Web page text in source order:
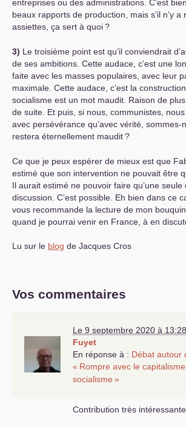
entreprises ou des administrations. C’est
beaux rapports de production, mais s’il n’y a
assiettes, ça sert à quoi?
3) Le troisième point est qu’il conviendrait
de ses ambitions. Cette audace, c’est une
faite avec les masses populaires, avec leur
maximale. Cette audace, c’est la
socialisme est un mot maudit. Raison de
de suite. Et puis, si nous, communistes,
avec persévérance qu’avec vérité, sommes-
restera éternellement maudit?
Ce que je peux espérer de mieux est que
estimé que son intervention ne pouvait être
Il aurait estimé ne pouvoir faire qu’une seule
discussion. C’est possible. Eh bien dans ce
vous recommande la lecture de mon
quand je pourrai venir en France, à en
Lu sur le blog de Jacques Cros
Vos commentaires
Le 9 septembre 2020 à 13:28
Fuyet
En réponse à : Débat autour
« Rompre avec le
socialisme »
Contribution très intéressante